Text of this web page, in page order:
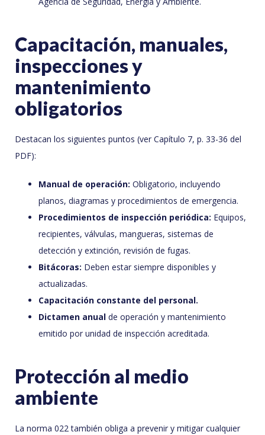
Capacitación, manuales,
inspecciones y
mantenimiento
obligatorios
Destacan los siguientes puntos (ver Capítulo 7, p. 33-36 del
PDF):
Manual de operación: Obligatorio, incluyendo
planos, diagramas y procedimientos de emergencia.
Procedimientos de inspección periódica: Equipos,
recipientes, válvulas, mangueras, sistemas de
detección y extinción, revisión de fugas.
Bitácoras: Deben estar siempre disponibles y
actualizadas.
Capacitación constante del personal.
Dictamen anual de operación y mantenimiento
emitido por unidad de inspección acreditada.
Protección al medio
ambiente
La norma 022 también obliga a prevenir y mitigar cualquier